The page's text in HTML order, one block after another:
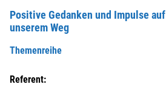
Positive Gedanken und Impulse auf
unserem Weg
Themenreihe
Referent: